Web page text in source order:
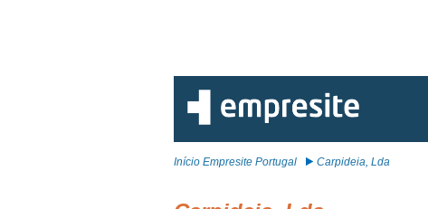
Início Empresite Portugal Carpideia, Lda